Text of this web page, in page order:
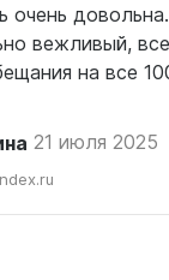
очень
вежливый,
на все
21 июля 2025